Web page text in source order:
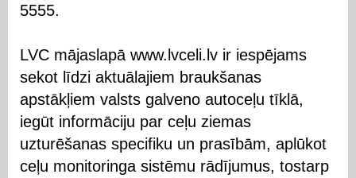
5555.
LVC mājaslapā www.lvceli.lv ir iespējams
sekot līdzi aktuālajiem braukšanas
apstākļiem valsts galveno autoceļu tīklā,
iegūt informāciju par ceļu ziemas
uzturēšanas specifiku un prasībām, aplūkot
ceļu monitoringa sistēmu rādījumus, tostarp